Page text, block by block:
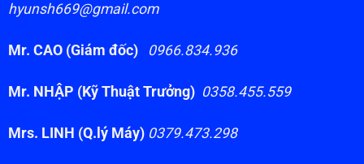
hyunsh669@gmail.com
Mr. CAO (Giám đốc) 0966.834.936
Mr. NHẬP (Kỹ Thuật Trưởng) 0358.455.559
Mrs. LINH (Q.lý Máy) 0379.473.298